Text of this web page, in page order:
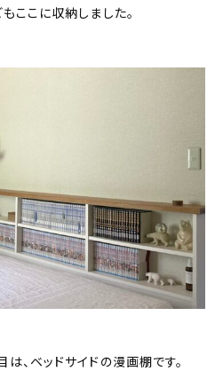
ここに収納しました。
、ベッドサイドの漫画棚です。